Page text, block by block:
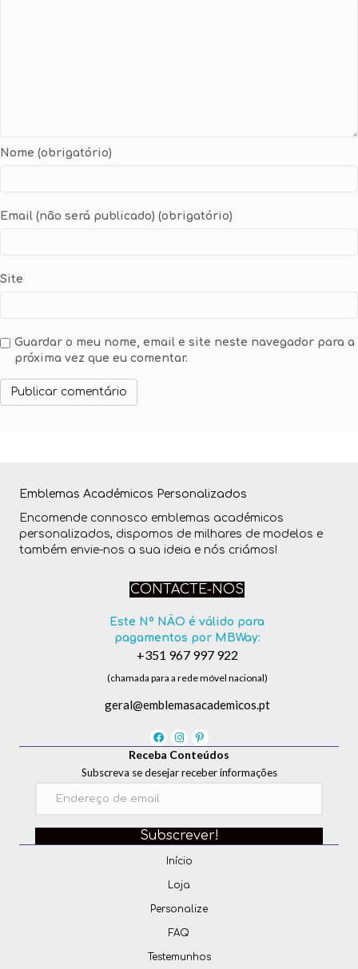
Nome (obrigatório)
Email (não será publicado) (obrigatório)
Site
Guardar o meu nome, email e site neste navegador para a
próxima vez que eu comentar.
Emblemas Académicos Personalizados
Encomende connosco emblemas académicos
personalizados, dispomos de milhares de modelos e
também envie-nos a sua ideia e nós criámos!
CONTACTE-NOS
Este Nº NÃO é válido para
pagamentos por MBWay:
+351 967 997 922
(chamada para a rede móvel nacional)
geral@emblemasacademicos.pt
Receba Conteúdos
Subscreva se desejar receber informações
Subscrever!
Início
Loja
Personalize
FAQ
Testemunhos